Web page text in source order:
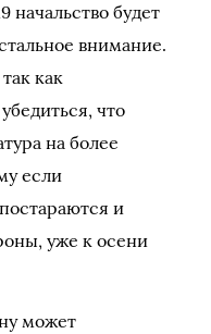
начальство будет
внимание.
как
что
на более
если
и
уже к осени
может